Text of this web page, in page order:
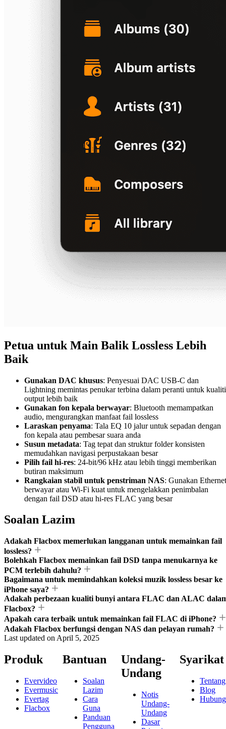
Petua untuk Main Balik Lossless Lebih
Baik
Gunakan DAC khusus: Penyesuai DAC USB-C dan
Lightning memintas penukar terbina dalam peranti untuk kualiti
output lebih baik
Gunakan fon kepala berwayar: Bluetooth memampatkan
audio, mengurangkan manfaat fail lossless
Laraskan penyama: Tala EQ 10 jalur untuk sepadan dengan
fon kepala atau pembesar suara anda
Susun metadata: Tag tepat dan struktur folder konsisten
memudahkan navigasi perpustakaan besar
Pilih fail hi-res: 24-bit/96 kHz atau lebih tinggi memberikan
butiran maksimum
Rangkaian stabil untuk penstriman NAS: Gunakan Ethernet
berwayar atau Wi-Fi kuat untuk mengelakkan penimbalan
dengan fail DSD atau hi-res FLAC yang besar
Soalan Lazim
Adakah Flacbox memerlukan langganan untuk memainkan fail
lossless?
Bolehkah Flacbox memainkan fail DSD tanpa menukarnya ke
PCM terlebih dahulu?
Bagaimana untuk memindahkan koleksi muzik lossless besar ke
iPhone saya?
Adakah perbezaan kualiti bunyi antara FLAC dan ALAC
Flacbox?
Apakah cara terbaik untuk memainkan fail FLAC di iPhone?
Adakah Flacbox berfungsi dengan NAS dan pelayan rumah?
Last updated on April 5, 2025
Produk
Evervideo
Evermusic
Evertag
Flacbox
Bantuan
Soalan
Lazim
Cara
Guna
Panduan
Pengguna
Undang-
Undang
Notis
Undang-
Undang
Dasar
Syarikat
Tentang
Blog